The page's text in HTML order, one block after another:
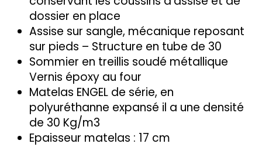
dossier en place
Assise sur sangle, mécanique reposant
sur pieds – Structure en tube de 30
Sommier en treillis soudé métallique
Vernis époxy au four
Matelas ENGEL de série, en
polyuréthanne expansé il a une densité
de 30 Kg/m3
Epaisseur matelas : 17 cm